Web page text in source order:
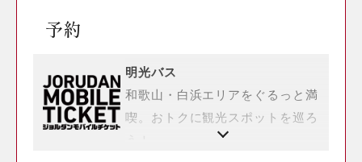
予約
明光バス
和歌山・白浜エリアをぐるっと満
喫。おトクに観光スポットを巡ろ